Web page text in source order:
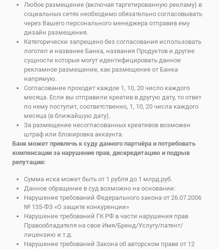
Любое размещение (включая таргетированную рекламу) в
социальных сетях необходимо обязательно согласовывать
через Вашего персонального менеджера отправив ему
дизайн размещения.
Категорически запрещено без согласования использовать
логотип и название Банка, названия Продуктов и другие
сущности которые могут идентифицировать данное
рекламное размещение, как размещение от Банка
напрямую.
Согласование проходит каждое 1, 10, 20 число каждого
месяца. Если вы отправили креатив в другую дату, то ответ
по нему поступит, соответственно, 1, 10, 20 числа каждого
месяца (в ближайшую дату).
За размещение несогласованных креативов возможен
штраф или блокировка аккаунта.
Банк может привлечь к суду данного партнёра и потребовать
компенсации за нарушение прав, дискредитацию и подрыв
репутации:
Сумма иска может быть от 1 рубля до 1 млрд.руб.
Данное обращение в суд возможно на основании:
Нарушение требований Федерального закона от 26.07.2006
№ 135-ФЗ «О защите конкуренции»
Нарушение требований ГК РФ в части нарушения прав
Правообладателя на свое Имя/Бренд/Услугу/патент/
лицензию и т.д.
Нарушение требований Закона об авторском праве от 12